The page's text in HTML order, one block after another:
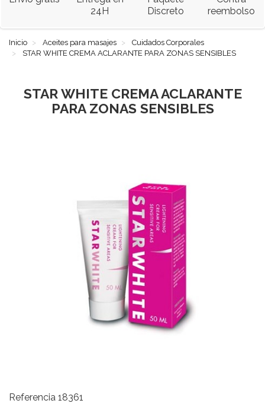
24H
Discreto
reembolso
Inicio Aceites para masajes
Cuidados Corporales
STAR WHITE CREMA ACLARANTE PARA ZONAS SENSIBLES
STAR WHITE CREMA ACLARANTE
PARA ZONAS SENSIBLES
Referencia 18361